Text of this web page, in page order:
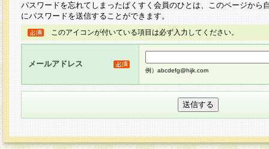
パスワードを忘れてしまったぱくすく会員のひとは、このページから
にパスワードを送信することができます。
このアイコンが付いている項目は必ず入力してください。
メールアドレス
例）abcdefg@hijk.com